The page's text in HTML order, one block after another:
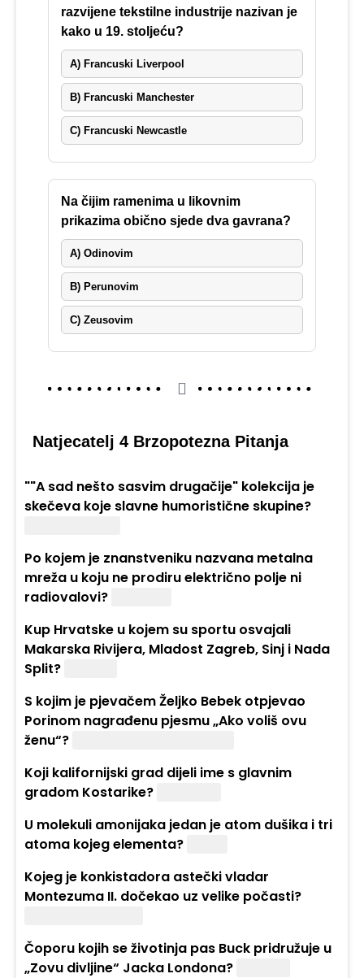
razvijene tekstilne industrije nazivan je
kako u 19. stoljeću?
A) Francuski Liverpool
B) Francuski Manchester
C) Francuski Newcastle
Na čijim ramenima u likovnim
prikazima obično sjede dva gavrana?
A) Odinovim
B) Perunovim
C) Zeusovim
Natjecatelj 4 Brzopotezna Pitanja
""A sad nešto sasvim drugačije" kolekcija je
skečeva koje slavne humoristične skupine?
Po kojem je znanstveniku nazvana metalna
mreža u koju ne prodiru električno polje ni
radiovalovi?
Kup Hrvatske u kojem su sportu osvajali
Makarska Rivijera, Mladost Zagreb, Sinj i Nada
Split?
S kojim je pjevačem Željko Bebek otpjevao
Porinom nagrađenu pjesmu „Ako voliš ovu
ženu“?
Koji kalifornijski grad dijeli ime s glavnim
gradom Kostarike?
U molekuli amonijaka jedan je atom dušika i tri
atoma kojeg elementa?
Kojeg je konkistadora astečki vladar
Montezuma II. dočekao uz velike počasti?
Čoporu kojih se životinja pas Buck pridružuje u
„Zovu divljine“ Jacka Londona?